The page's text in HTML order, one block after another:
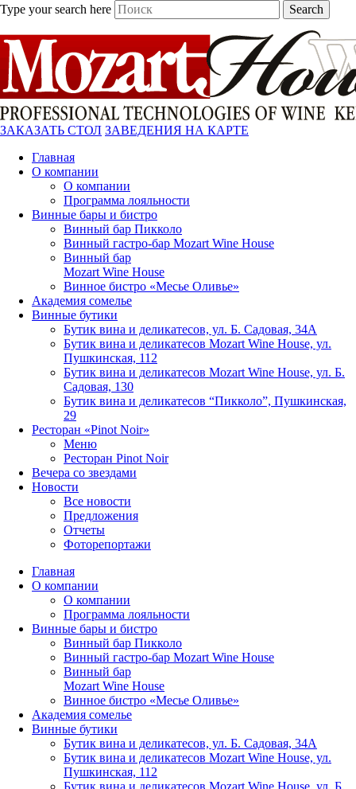
Type your search here Search
ЗАКАЗАТЬ СТОЛ ЗАВЕДЕНИЯ НА КАРТЕ
Главная
О компании
О компании
Программа лояльности
Винные бары и бистро
Винный бар Пикколо
Винный гастро-бар Mozart Wine House
Винный бар
Mozart Wine House
Винное бистро «Месье Оливье»
Академия сомелье
Винные бутики
Бутик вина и деликатесов, ул. Б. Садовая, 34А
Бутик вина и деликатесов Mozart Wine House, ул.
Пушкинская, 112
Бутик вина и деликатесов Mozart Wine House, ул. Б.
Садовая, 130
Бутик вина и деликатесов “Пикколо”, Пушкинская,
29
Ресторан «Pinot Noir»
Меню
Ресторан Pinot Noir
Вечера со звездами
Новости
Все новости
Предложения
Отчеты
Фоторепортажи
Главная
О компании
О компании
Программа лояльности
Винные бары и бистро
Винный бар Пикколо
Винный гастро-бар Mozart Wine House
Винный бар
Mozart Wine House
Винное бистро «Месье Оливье»
Академия сомелье
Винные бутики
Бутик вина и деликатесов, ул. Б. Садовая, 34А
Бутик вина и деликатесов Mozart Wine House, ул.
Пушкинская, 112
Бутик вина и деликатесов Mozart Wine House, ул. Б.